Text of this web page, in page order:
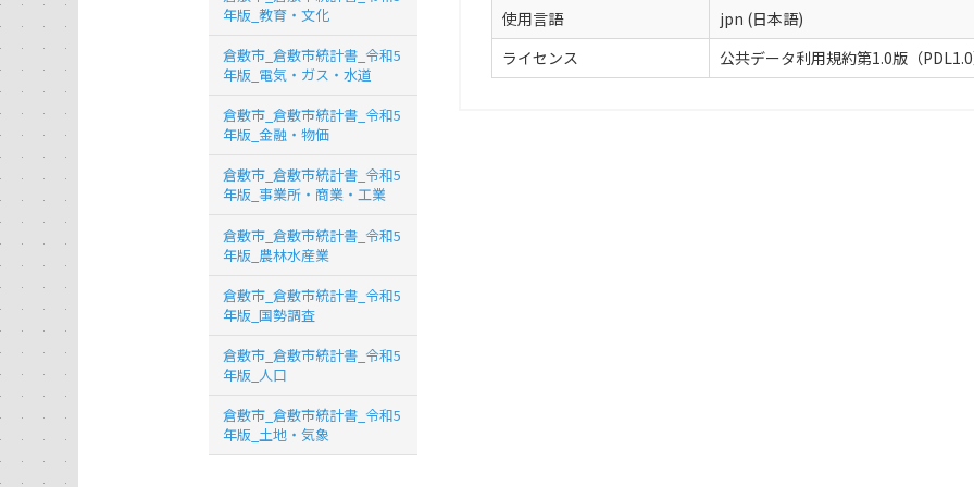
使用言語
jpn (日本語)
ライセンス
公共データ利用規約第1.0版（
年版_教育・文化
倉敷市_倉敷市統計書_令和5
年版_電気・ガス・水道
倉敷市_倉敷市統計書_令和5
年版_金融・物価
倉敷市_倉敷市統計書_令和5
年版_事業所・商業・工業
倉敷市_倉敷市統計書_令和5
年版_農林水産業
倉敷市_倉敷市統計書_令和5
年版_国勢調査
倉敷市_倉敷市統計書_令和5
年版_人口
倉敷市_倉敷市統計書_令和5
年版_土地・気象